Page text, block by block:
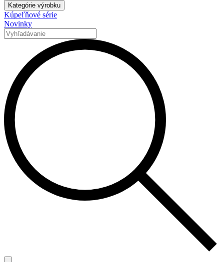
Kategórie výrobku
Kúpeľňové série
Novinky